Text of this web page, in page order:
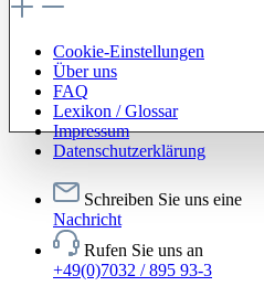
Cookie-Einstellungen
Über uns
FAQ
Lexikon / Glossar
Impressum
Datenschutzerklärung
Schreiben Sie uns eine
Nachricht
Rufen Sie uns an
+49(0)7032 / 895 93-3